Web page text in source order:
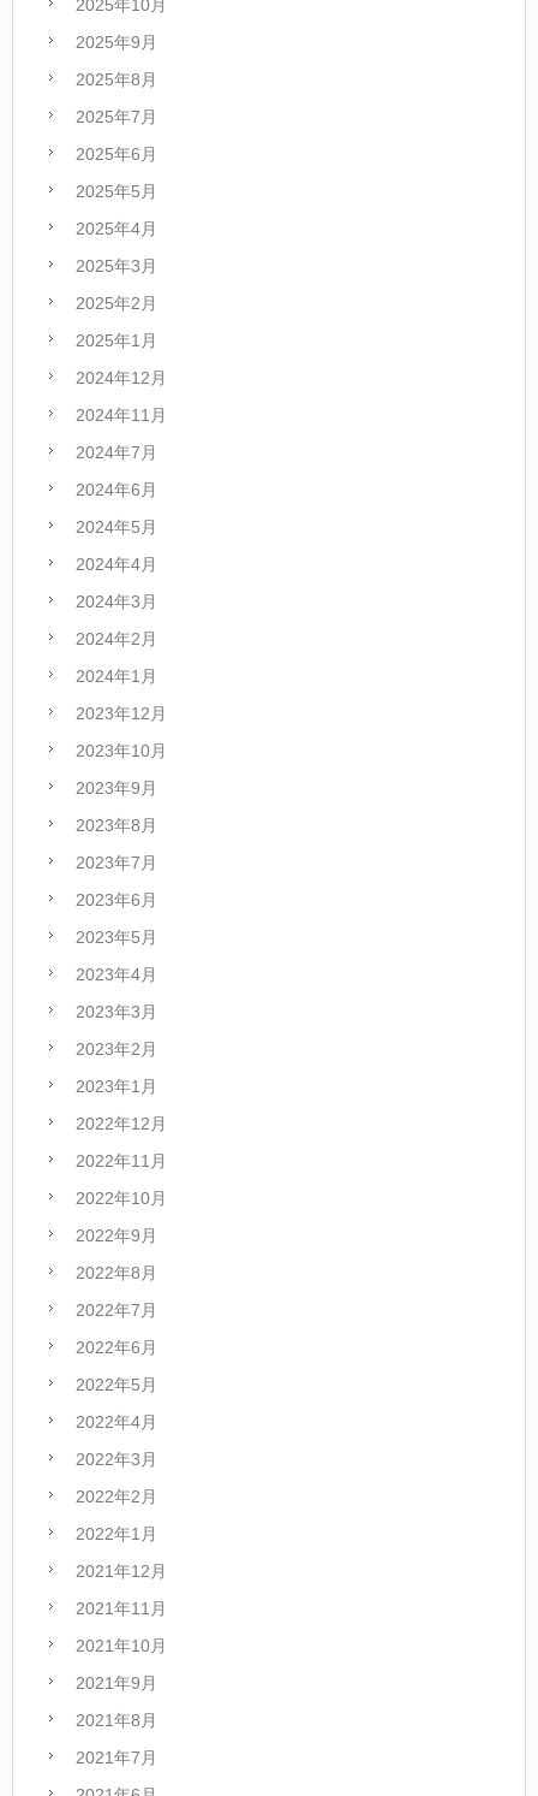
2025年10月
2025年9月
2025年8月
2025年7月
2025年6月
2025年5月
2025年4月
2025年3月
2025年2月
2025年1月
2024年12月
2024年11月
2024年7月
2024年6月
2024年5月
2024年4月
2024年3月
2024年2月
2024年1月
2023年12月
2023年10月
2023年9月
2023年8月
2023年7月
2023年6月
2023年5月
2023年4月
2023年3月
2023年2月
2023年1月
2022年12月
2022年11月
2022年10月
2022年9月
2022年8月
2022年7月
2022年6月
2022年5月
2022年4月
2022年3月
2022年2月
2022年1月
2021年12月
2021年11月
2021年10月
2021年9月
2021年8月
2021年7月